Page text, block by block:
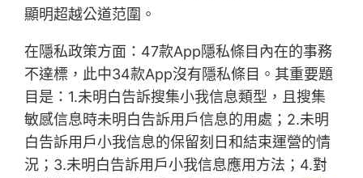
顯明超越公道范圍。
在隱私政策方面：47款App隱私條目內在的事務
不達標，此中34款App沒有隱私條目。其重要題
目是：1.未明白告訴搜集小我信息類型，且搜集
敏感信息時未明白告訴用戶信息的用處；2.未明
白告訴用戶小我信息的保留刻日和結束運營的情
況；3.未明白告訴用戶小我信息應用方法；4.對